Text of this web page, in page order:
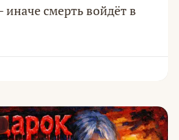
иначе смерть войдёт в